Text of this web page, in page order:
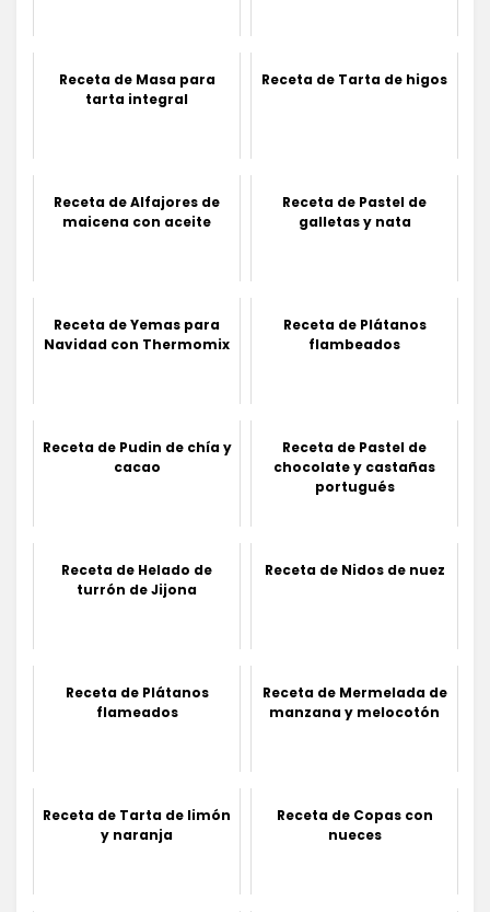
Receta de Masa para
tarta integral
Receta de Tarta de higos
Receta de Alfajores de
maicena con aceite
Receta de Pastel de
galletas y nata
Receta de Yemas para
Navidad con Thermomix
Receta de Plátanos
flambeados
Receta de Pudin de chía y
cacao
Receta de Pastel de
chocolate y castañas
portugués
Receta de Helado de
turrón de Jijona
Receta de Nidos de nuez
Receta de Plátanos
flameados
Receta de Mermelada de
manzana y melocotón
Receta de Tarta de limón
y naranja
Receta de Copas con
nueces